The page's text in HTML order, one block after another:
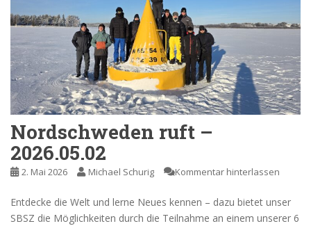
Nordschweden ruft –
2026.05.02
2. Mai 2026 Michael Schurig Kommentar hinterlassen
Entdecke die Welt und lerne Neues kennen – dazu bietet unser
SBSZ die Möglichkeiten durch die Teilnahme an einem unserer 6